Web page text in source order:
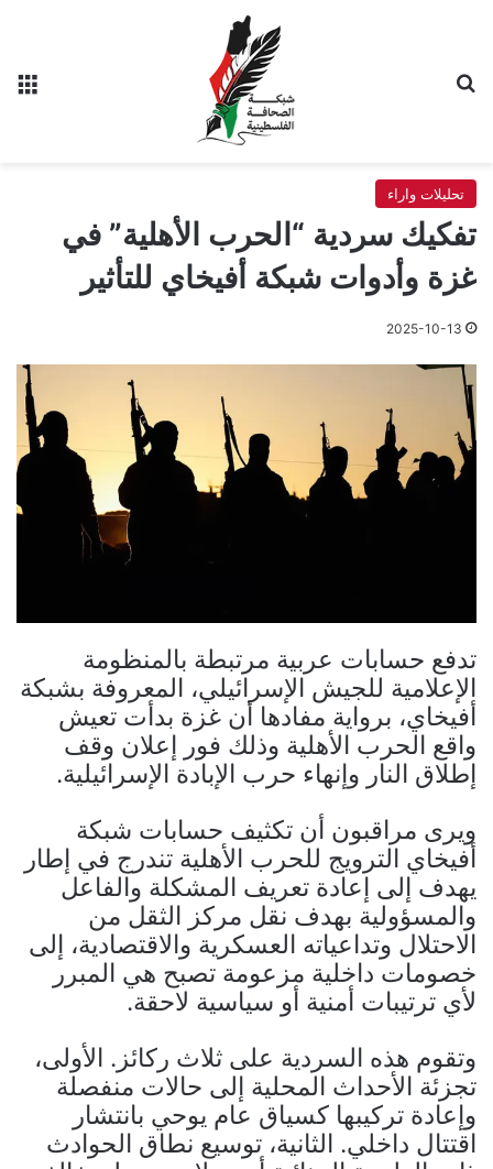
تحليلات واراء
تفكيك سردية “الحرب الأهلية” في
غزة وأدوات شبكة أفيخاي للتأثير
2025-10-13
تدفع حسابات عربية مرتبطة بالمنظومة
الإعلامية للجيش الإسرائيلي، المعروفة بشبكة
أفيخاي، برواية مفادها أن غزة بدأت تعيش
واقع الحرب الأهلية وذلك فور إعلان وقف
إطلاق النار وإنهاء حرب الإبادة الإسرائيلية.
ويرى مراقبون أن تكثيف حسابات شبكة
أفيخاي الترويج للحرب الأهلية تندرج في إطار
يهدف إلى إعادة تعريف المشكلة والفاعل
والمسؤولية بهدف نقل مركز الثقل من
الاحتلال وتداعياته العسكرية والاقتصادية، إلى
خصومات داخلية مزعومة تصبح هي المبرر
لأي ترتيبات أمنية أو سياسية لاحقة.
وتقوم هذه السردية على ثلاث ركائز. الأولى،
تجزئة الأحداث المحلية إلى حالات منفصلة
وإعادة تركيبها كسياق عام يوحي بانتشار
اقتتال داخلي. الثانية، توسيع نطاق الحوادث